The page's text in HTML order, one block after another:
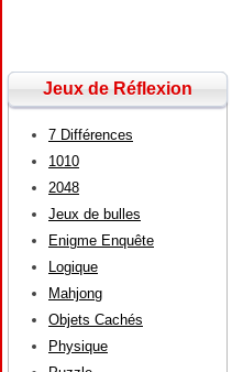
Jeux de Réflexion
7 Différences
1010
2048
Jeux de bulles
Enigme Enquête
Logique
Mahjong
Objets Cachés
Physique